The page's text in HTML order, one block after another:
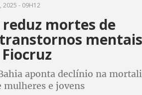
2025 - 09H12
mortes de
aponta declínio na
e jovens